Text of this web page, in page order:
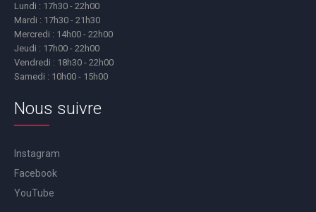
Lundi : 17h30 - 22h00
Mardi : 17h30 - 21h30
Mercredi : 14h00 - 22h00
Jeudi : 17h00 - 22h00
Vendredi : 18h30 - 22h00
Samedi : 10h00 - 15h00
Nous suivre
Instagram
Facebook
YouTube